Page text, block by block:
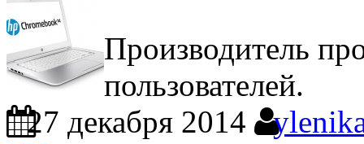
Производитель
пользователей.
27 декабря 2014